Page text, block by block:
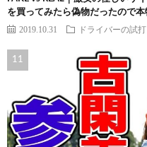
を買ってみたら偽物だったので
2019.10.31 ドライバーの試